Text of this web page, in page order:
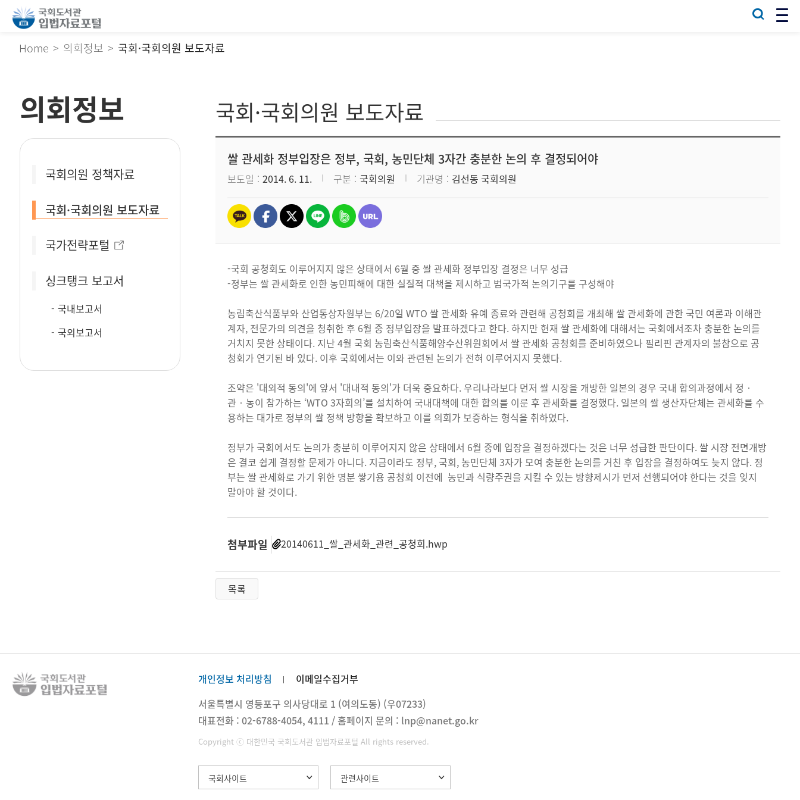
Home 의회정보 국회·국회의원 보도자료
의회정보
국회의원 정책자료
국회·국회의원 보도자료
국가전략포털
싱크탱크 보고서
국내보고서
국외보고서
국회·국회의원 보도자료
쌀 관세화 정부입장은 정부, 국회, 농민단체 3자간 충분한 논의 후 결정되어야
보도일 2014. 6. 11. 구분 국회의원 기관명 김선동 국회의원
-국회 공청회도 이루어지지 않은 상태에서 6월 중 쌀 관세화 정부입장 결정은 너무 성급
-정부는 쌀 관세화로 인한 농민피해에 대한 실질적 대책을 제시하고 범국가적 논의기구를 구성해야
농림축산식품부와 산업통상자원부는 6/20일 WTO 쌀 관세화 유예 종료와 관련해 공청회를 개최해 쌀 관세화에 관한 국민 여론과 이해관
계자, 전문가의 의견을 청취한 후 6월 중 정부입장을 발표하겠다고 한다. 하지만 현재 쌀 관세화에 대해서는 국회에서조차 충분한 논의를
거치지 못한 상태이다. 지난 4월 국회 농림축산식품해양수산위원회에서 쌀 관세화 공청회를 준비하였으나 필리핀 관계자의 불참으로 공
청회가 연기된 바 있다. 이후 국회에서는 이와 관련된 논의가 전혀 이루어지지 못했다.
조약은 '대외적 동의'에 앞서 '대내적 동의'가 더욱 중요하다. 우리나라보다 먼저 쌀 시장을 개방한 일본의 경우 국내 합의과정에서 정‧
관‧농이 참가하는 ‘WTO 3자회의’를 설치하여 국내대책에 대한 합의를 이룬 후 관세화를 결정했다. 일본의 쌀 생산자단체는 관세화를 수
용하는 대가로 정부의 쌀 정책 방향을 확보하고 이를 의회가 보증하는 형식을 취하였다.
정부가 국회에서도 논의가 충분히 이루어지지 않은 상태에서 6월 중에 입장을 결정하겠다는 것은 너무 성급한 판단이다. 쌀 시장 전면개방
은 결코 쉽게 결정할 문제가 아니다. 지금이라도 정부, 국회, 농민단체 3자가 모여 충분한 논의를 거친 후 입장을 결정하여도 늦지 않다. 정
부는 쌀 관세화로 가기 위한 명분 쌓기용 공청회 이전에 농민과 식량주권을 지킬 수 있는 방향제시가 먼저 선행되어야 한다는 것을 잊지
말아야 할 것이다.
첨부파일 20140611_쌀_관세화_관련_공청회.hwp
목록
개인정보 처리방침
이메일수집거부
서울특별시 영등포구 의사당대로 1 (여의도동) (우07233)
대표전화 : 02-6788-4054, 4111 / 홈페이지 문의 : lnp@nanet.go.kr
Copyright ⓒ 대한민국 국회도서관 입법자료포털 All rights reserved.
국회사이트 관련사이트